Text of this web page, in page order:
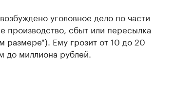
уголовное дело по части
производство, сбыт или пересылка
размере"). Ему грозит от 10 до 20
миллиона рублей.